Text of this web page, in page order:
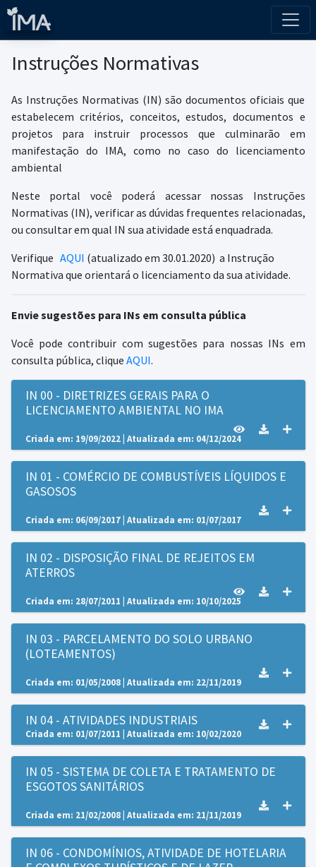
Instruções Normativas
As Instruções Normativas (IN) são documentos oficiais que
estabelecem critérios, conceitos, estudos, documentos e
projetos para instruir processos que culminarão em
manifestação do IMA, como no caso do licenciamento
ambiental
Neste portal você poderá acessar nossas Instruções
Normativas (IN), verificar as dúvidas frequentes relacionadas,
ou consultar em qual IN sua atividade está enquadrada.
Verifique AQUI (atualizado em 30.01.2020) a Instrução
Normativa que orientará o licenciamento da sua atividade.
Envie sugestões para INs em consulta pública
Você pode contribuir com sugestões para nossas INs em
consulta pública, clique AQUI.
IN 00 - DIRETRIZES GERAIS PARA O
LICENCIAMENTO AMBIENTAL NO IMA
Criada em: 19/09/2022 | Atualizada em: 04/12/2024
IN 01 - COMÉRCIO DE COMBUSTÍVEIS LÍQUIDOS E
GASOSOS
Criada em: 06/09/2017 | Atualizada em: 01/07/2017
IN 02 - DISPOSIÇÃO FINAL DE REJEITOS EM
ATERROS
Criada em: 28/07/2011 | Atualizada em: 10/10/2025
IN 03 - PARCELAMENTO DO SOLO URBANO
(LOTEAMENTOS)
Criada em: 01/05/2008 | Atualizada em: 22/11/2019
IN 04 - ATIVIDADES INDUSTRIAIS
Criada em: 01/07/2011 | Atualizada em: 10/02/2020
IN 05 - SISTEMA DE COLETA E TRATAMENTO DE
ESGOTOS SANITÁRIOS
Criada em: 21/02/2008 | Atualizada em: 21/11/2019
IN 06 - CONDOMÍNIOS, ATIVIDADE DE HOTELARIA